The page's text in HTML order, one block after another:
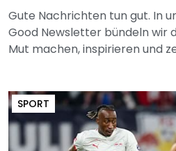
Gute Nachrichten tun gut. In
Good Newsletter bündeln wir
Mut machen, inspirieren und
SPORT